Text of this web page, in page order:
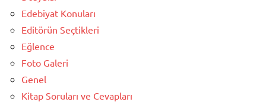
Edebiyat Konuları
Editörün Seçtikleri
Eğlence
Foto Galeri
Genel
Kitap Soruları ve Cevapları